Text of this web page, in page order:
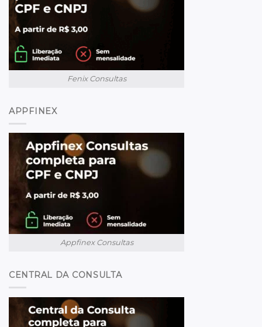
Fenix Consultas
APPFINEX
Appfinex Consultas
CENTRAL DA CONSULTA